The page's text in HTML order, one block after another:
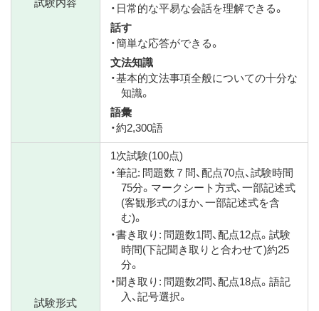
・日常的な平易な会話を理解できる。
話す
・簡単な応答ができる。
文法知識
・基本的文法事項全般についての十分な
知識。
語彙
・約2,300語
試験形式
1次試験(100点)
・筆記: 問題数７問、配点70点、試験時間
75分。マークシート方式、一部記述式
(客観形式のほか、一部記述式を含
む)。
・書き取り: 問題数1問、配点12点。試験
時間(下記聞き取りと合わせて)約25
分。
・聞き取り: 問題数2問、配点18点。語記
入、記号選択。